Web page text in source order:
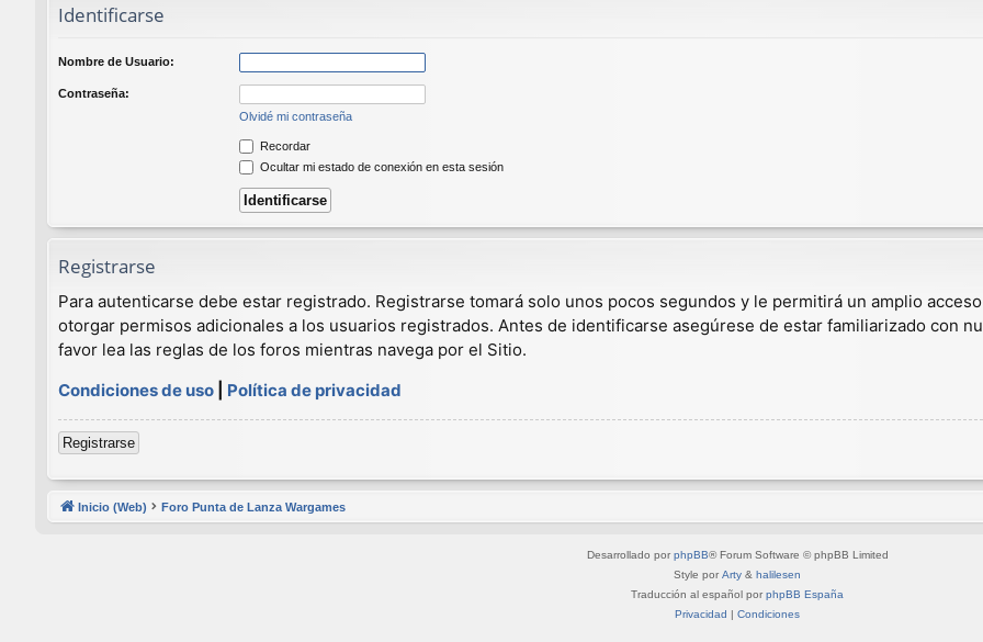
Identificarse
Nombre de Usuario:
Contraseña:
Olvidé mi contraseña
Recordar
Ocultar mi estado de conexión en esta sesión
Registrarse
Para autenticarse debe estar registrado. Registrarse tomará solo unos pocos segundos y le permitirá un amplio
otorgar permisos adicionales a los usuarios registrados. Antes de identificarse asegúrese de estar familiarizado con
favor lea las reglas de los foros mientras navega por el Sitio.
Condiciones de uso
Política de privacidad
Registrarse
Inicio (Web) Foro Punta de Lanza Wargames
Desarrollado por phpBB® Forum Software © phpBB Limited
Style por Arty & halilesen
Traducción al español por phpBB España
Privacidad | Condiciones